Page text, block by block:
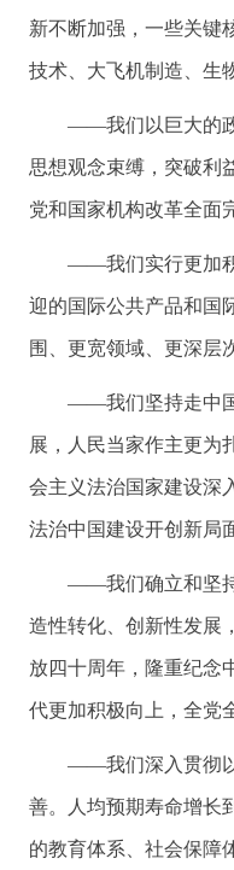
新不断加强，一些关键
技术、大飞机制造、生
——我们以巨大的政
思想观念束缚，突破利
党和国家机构改革全面
——我们实行更加积
迎的国际公共产品和国
围、更宽领域、更深层
——我们坚持走中国
展，人民当家作主更为
会主义法治国家建设深
法治中国建设开创新局
——我们确立和坚持
造性转化、创新性发展
放四十周年，隆重纪念
代更加积极向上，全党
——我们深入贯彻以
善。人均预期寿命增长
的教育体系、社会保障